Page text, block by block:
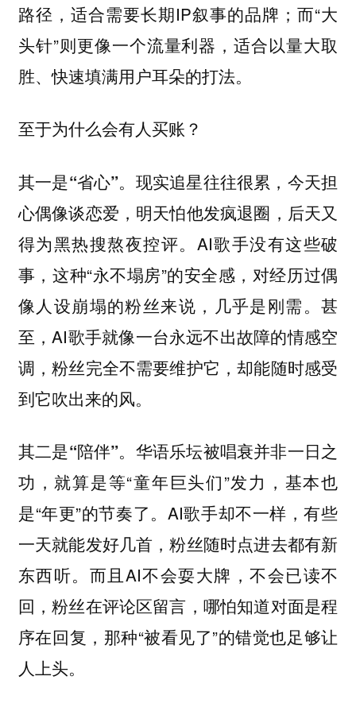
路径，适合需要长期IP叙事的品牌；而“大
头针”则更像一个流量利器，适合以量大取
胜、快速填满用户耳朵的打法。
至于为什么会有人买账？
其一是“省心”。 现实追星往往很累，今天担
心偶像谈恋爱，明天怕他发疯退圈，后天又
得为黑热搜熬夜控评。AI歌手没有这些破
事，这种“永不塌房”的安全感，对经历过偶
像人设崩塌的粉丝来说，几乎是刚需。甚
至，AI歌手就像一台永远不出故障的情感空
调，粉丝完全不需要维护它，却能随时感受
到它吹出来的风。
其二是“陪伴”。 华语乐坛被唱衰并非一日之
功，就算是等“童年巨头们”发力，基本也
是“年更”的节奏了。AI歌手却不一样，有些
一天就能发好几首，粉丝随时点进去都有新
东西听。而且AI不会耍大牌，不会已读不
回，粉丝在评论区留言，哪怕知道对面是程
序在回复，那种“被看见了”的错觉也足够让
人上头。